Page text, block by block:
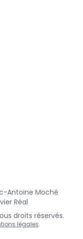
Antoine Moché
Réal
droits réservés.
légales.